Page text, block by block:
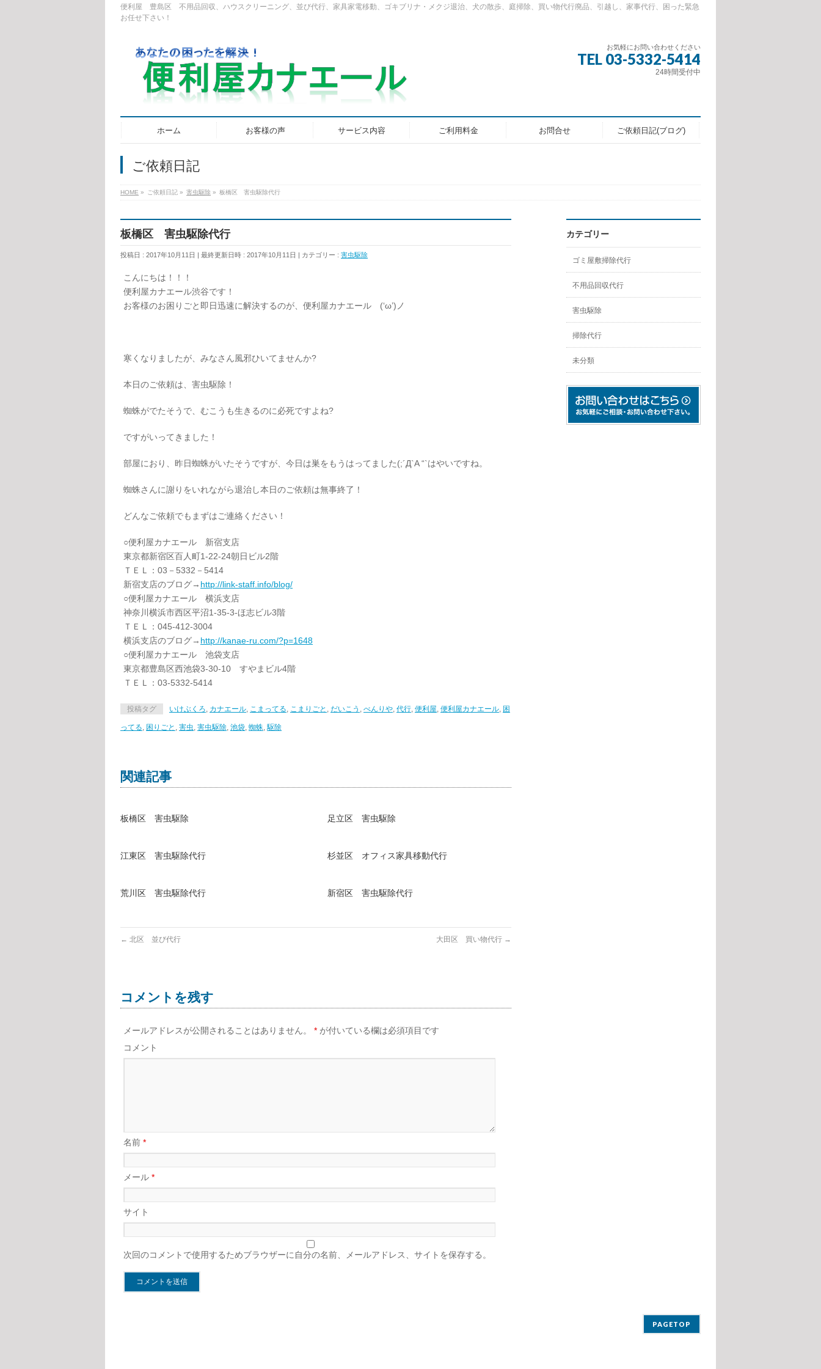
便利屋 豊島区 不用品回収、ハウスクリーニング、並び代行、家具家電移動、ゴキブリナ・メクジ退治、犬の散歩、庭掃除、買い物代行廃品、引越し、家事代行、困った緊急
お任せ下さい！
お気軽にお問い合わせください
TEL 03-5332-5414
24時間受付中
ホーム お客様の声 サービス内容 ご利用料金 お問合せ ご依頼日記(ブログ)
ご依頼日記
HOME » ご依頼日記 » 害虫駆除 » 板橋区 害虫駆除代行
板橋区 害虫駆除代行
投稿日 : 2017年10月11日 最終更新日時 : 2017年10月11日 カテゴリー : 害虫駆除
こんにちは！！！
便利屋カナエール渋谷です！
お客様のお困りごと即日迅速に解決するのが、便利屋カナエール (‘ω’)ノ
寒くなりましたが、みなさん風邪ひいてませんか?
本日のご依頼は、害虫駆除！
蜘蛛がでたそうで、むこうも生きるのに必死ですよね?
ですがいってきました！
部屋におり、昨日蜘蛛がいたそうですが、今日は巣をもうはってました(;´Д`A “`はやいですね。
蜘蛛さんに謝りをいれながら退治し本日のご依頼は無事終了！
どんなご依頼でもまずはご連絡ください！
○便利屋カナエール 新宿支店
東京都新宿区百人町1-22-24朝日ビル2階
ＴＥＬ：03－5332－5414
新宿支店のブログ→ http://link-staff.info/blog/
○便利屋カナエール 横浜支店
神奈川横浜市西区平沼1-35-3-ほ志ビル3階
ＴＥＬ：045-412-3004
横浜支店のブログ→ http://kanae-ru.com/?p=1648
○便利屋カナエール 池袋支店
東京都豊島区西池袋3-30-10 すやまビル4階
ＴＥＬ：03-5332-5414
投稿タグ いけぶくろ, カナエール, こまってる, こまりごと , だいこう , べんりや, 代行, 便利屋, 便利屋カナエール, 困
ってる, 困りごと , 害虫, 害虫駆除, 池袋, 蜘蛛,駆除
関連記事
板橋区 害虫駆除 足立区 害虫駆除
江東区 害虫駆除代行 杉並区 オフィス家具移動代行
荒川区 害虫駆除代行 新宿区 害虫駆除代行
← 北区 並び代行 大田区 買い物代行 →
コメントを残す
メールアドレスが公開されることはありません。 * が付いている欄は必須項目です
コメント
名前 *
メール *
サイト
次回のコメントで使用するためブラウザーに自分の名前、メールアドレス、サイトを保存する。
カテゴリー
ゴミ屋敷掃除代行
不用品回収代行
害虫駆除
掃除代行
未分類
PAGETOP